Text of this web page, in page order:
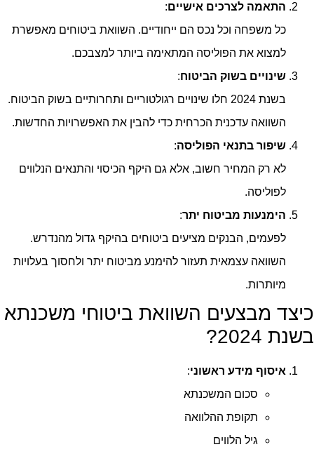
התאמה לצרכים אישיים:
כל משפחה וכל נכס הם ייחודיים. השוואת ביטוחים מאפשרת
למצוא את הפוליסה המתאימה ביותר למצבכם.
שינויים בשוק הביטוח:
בשנת 2024 חלו שינויים רגולטוריים ותחרותיים בשוק הביטוח.
השוואה עדכנית הכרחית כדי להבין את האפשרויות החדשות.
שיפור בתנאי הפוליסה:
לא רק המחיר חשוב, אלא גם היקף הכיסוי והתנאים הנלווים
לפוליסה.
הימנעות מביטוח יתר:
לפעמים, הבנקים מציעים ביטוחים בהיקף גדול מהנדרש.
השוואה עצמאית תעזור להימנע מביטוח יתר ולחסוך בעלויות
מיותרות.
כיצד מבצעים השוואת ביטוחי משכנתא
בשנת 2024?
איסוף מידע ראשוני:
סכום המשכנתא
תקופת ההלוואה
גיל הלווים